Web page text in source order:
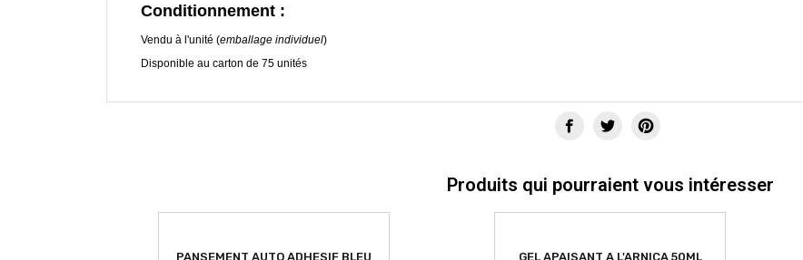
Conditionnement :
Vendu à l'unité (emballage individuel)
Disponible au carton de 75 unités
Produits qui pourraient vous intéresser
PANSEMENT AUTO ADHESIF BLEU GEL APAISANT A L'ARNICA 50ML